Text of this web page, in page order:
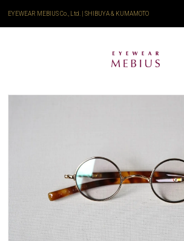
EYEWEAR MEBIUS Co., Ltd. | SHIBUYA & KUMAMOTO